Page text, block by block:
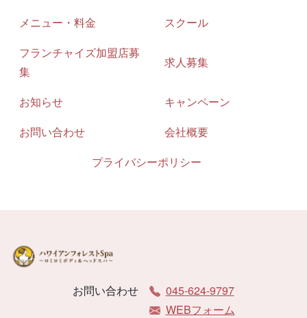
メニュー・料金
スクール
フランチャイズ加盟店募
集
求人募集
お知らせ
キャンペーン
お問い合わせ
会社概要
プライバシーポリシー
お問い合わせ
045-624-9797
WEBフォーム